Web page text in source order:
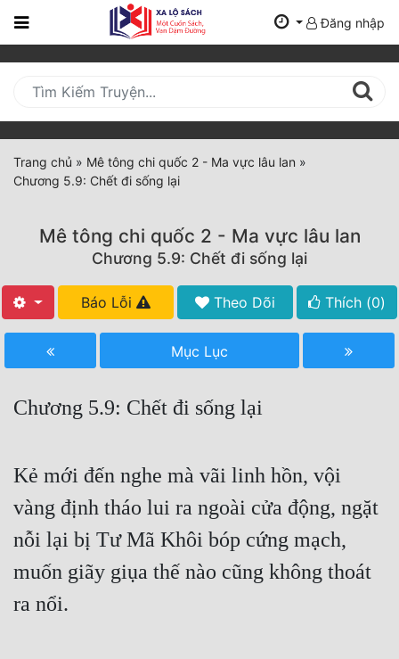
Trang
Mới
Cập
Nhật
(current)
Thể Loại
Tất Cả
Hoàn Thành
Truyện Convert
Truyện Dịch
Truyện Nhập Môn
Truyện ngắn
Đăng nhập
Trang chủ » Mê tông chi quốc 2 - Ma vực lâu lan »
Chương 5.9: Chết đi sống lại
Mê tông chi quốc 2 - Ma vực lâu lan
Chương 5.9: Chết đi sống lại
Báo Lỗi Theo Dõi Thích (0)
Mục Lục
Chương 5.9: Chết đi sống lại
Kẻ mới đến nghe mà vãi linh hồn, vội
vàng định tháo lui ra ngoài cửa động, ngặt
nỗi lại bị Tư Mã Khôi bóp cứng mạch,
muốn giãy giụa thế nào cũng không thoát
ra nổi.